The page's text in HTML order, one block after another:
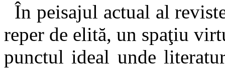
În peisajul actual al
reper de elită, un spaţiu
punctul ideal unde